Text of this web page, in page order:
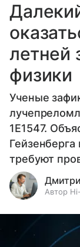
летней
физики
Ученые
1E1547.
требуют
Автор